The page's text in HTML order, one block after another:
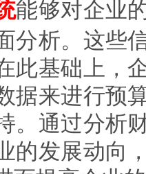
能够对企业
分析。这些
此基础上，
据来进行预
。通过分析
的发展动向